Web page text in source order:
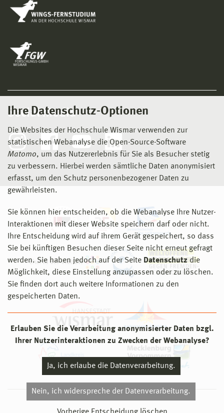
Ihre Datenschutz-Optionen
Die Websites der Hochschule Wismar verwenden zur
statistischen Webanalyse die Open-Source-Software
Matomo, um das Nutzererlebnis für Sie als Besucher stetig
zu verbessern. Hierbei werden sämtliche Daten anonymisiert
erfasst, um den Schutz personenbezogener Daten zu
gewährleisten.
Sie können hier entscheiden, ob die Webanalyse Ihre Nutzer-
Interaktionen mit dieser Website speichern darf oder nicht.
Ihre Entscheidung wird auf ihrem Gerät gespeichert, so dass
Sie bei künftigen Besuchen dieser Seite nicht erneut gefragt
werden. Sie haben jedoch auf der Seite Datenschutz die
Möglichkeit, diese Einstellung anzupassen oder zu löschen.
Sie finden dort auch weitere Informationen zu den
gespeicherten Daten.
Erlauben Sie die Verarbeitung anonymisierter Daten bzgl.
Ihrer Nutzerinteraktionen zu Zwecken der Webanalyse?
Ja, ich erlaube die Datenverarbeitung.
Nein, ich widerspreche der Datenverarbeitung.
Social Media